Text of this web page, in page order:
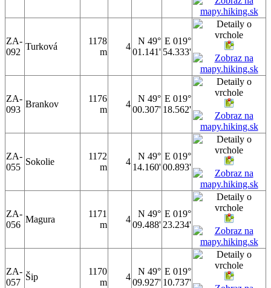
ZA-
092
Turková
1178
m
4
N 49°
01.141'
E 019°
54.333'
ZA-
093
Brankov
1176
m
4
N 49°
00.307'
E 019°
18.562'
ZA-
055
Sokolie
1172
m
4
N 49°
14.160'
E 019°
00.893'
ZA-
056
Magura
1171
m
4
N 49°
09.488'
E 019°
23.234'
ZA-
057
Šip
1170
m
4
N 49°
09.927'
E 019°
10.737'